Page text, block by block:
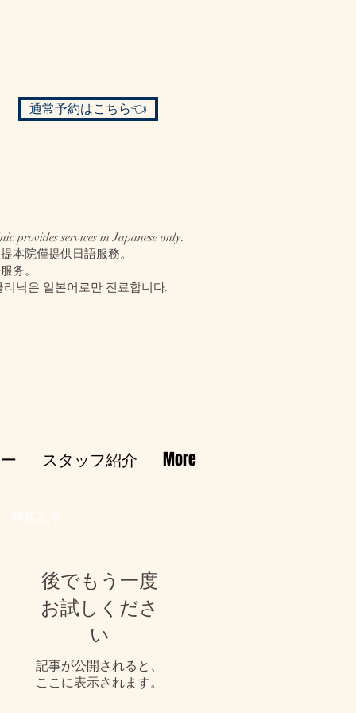
通常予約はこちら👈
provides services in Japanese only.
本院僅提供日語服務。
务。
리닉은 일본어로만 진료합니다.
スタッフ紹介 More
後でもう一度
お試しくださ
い
記事が公開されると、
ここに表示されます。